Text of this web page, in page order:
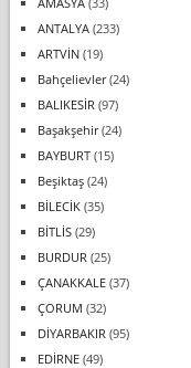
ANTALYA(233)
ARTVİN(19)
Bahçelievler(24)
BALIKESİR (97)
Başakşehir(24)
BAYBURT(15)
Beşiktaş(24)
BİLECİK(35)
BİTLİS(29)
BURDUR (25)
ÇANAKKALE(37)
ÇORUM (32)
DİYARBAKIR (95)
EDİRNE(49)